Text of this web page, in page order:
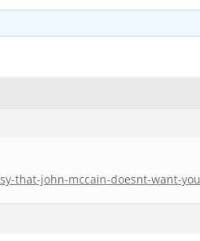
that-john-mccain-doesnt-want-